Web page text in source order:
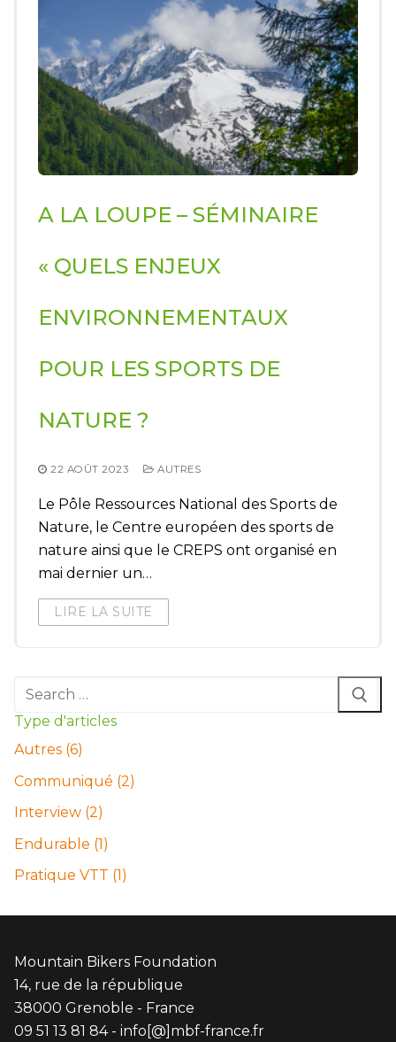
A LA LOUPE – SÉMINAIRE
« QUELS ENJEUX
ENVIRONNEMENTAUX
POUR LES SPORTS DE
NATURE ?
22 AOÛT 2023 AUTRES
Le Pôle Ressources National des Sports de
Nature, le Centre européen des sports de
nature ainsi que le CREPS ont organisé en
mai dernier un…
LIRE LA SUITE
Rechercher
Type d'articles
Autres (6)
Communiqué (2)
Interview (2)
Endurable (1)
Pratique VTT (1)
Mountain Bikers Foundation
14, rue de la république
38000 Grenoble - France
09 51 13 81 84 - info[@]mbf-france.fr